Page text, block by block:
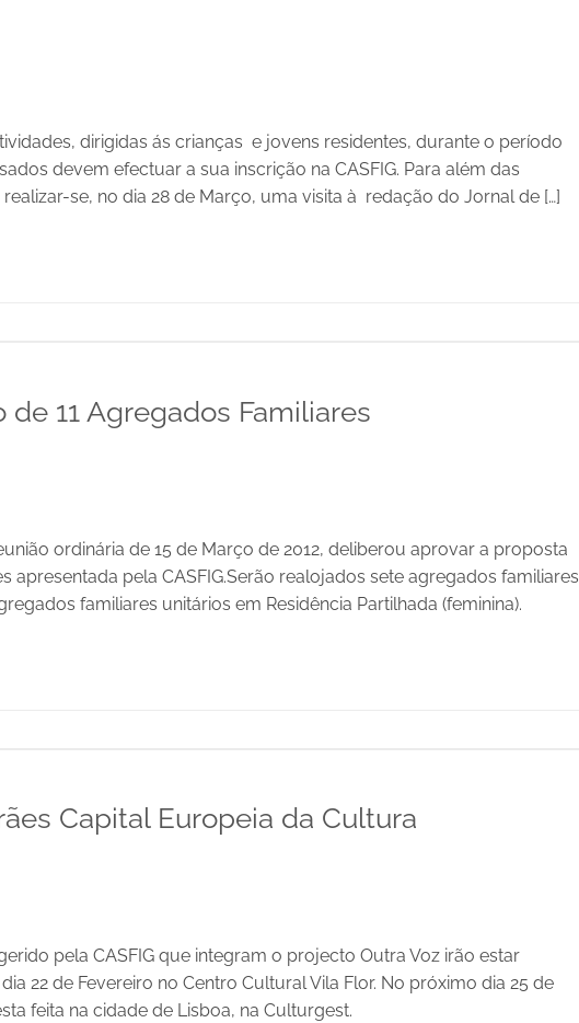
dirigidas ás crianças e jovens residentes, durante o período
devem efectuar a sua inscrição na CASFIG. Para além das
se, no dia 28 de Março, uma visita à redação do Jornal de […]
11 Agregados Familiares
ordinária de 15 de Março de 2012, deliberou aprovar a proposta
pela CASFIG.Serão realojados sete agregados familiares
familiares unitários em Residência Partilhada (feminina).
Capital Europeia da Cultura
pela CASFIG que integram o projecto Outra Voz irão estar
22 de Fevereiro no Centro Cultural Vila Flor. No próximo dia 25 de
feita na cidade de Lisboa, na Culturgest.